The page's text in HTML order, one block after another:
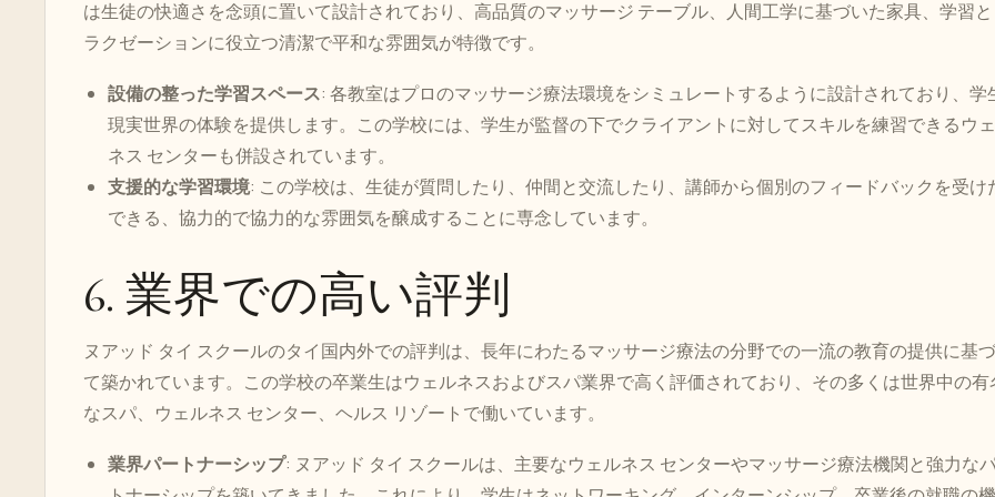
は生徒の快適さを念頭に置いて設計されており、高品質のマッサージ テーブル、人間工学に基づいた家具、学習と
ラクゼーションに役立つ清潔で平和な雰囲気が特徴です。
設備の整った学習スペース: 各教室はプロのマッサージ療法環境をシミュレートするように設計されており、学
現実世界の体験を提供します。この学校には、学生が監督の下でクライアントに対してスキルを練習できるウ
ネス センターも併設されています。
支援的な学習環境: この学校は、生徒が質問したり、仲間と交流したり、講師から個別のフィードバックを受け
できる、協力的で協力的な雰囲気を醸成することに専念しています。
6. 業界での高い評判
ヌアッド タイ スクールのタイ国内外での評判は、長年にわたるマッサージ療法の分野での一流の教育の提供に基
て築かれています。この学校の卒業生はウェルネスおよびスパ業界で高く評価されており、その多くは世界中の有
なスパ、ウェルネス センター、ヘルス リゾートで働いています。
業界パートナーシップ: ヌアッド タイ スクールは、主要なウェルネス センターやマッサージ療法機関と強力な